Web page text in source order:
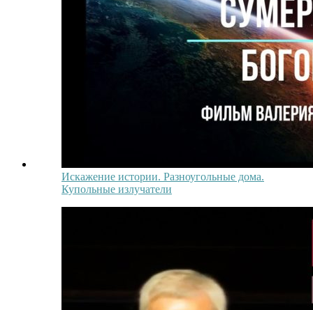
Искажение истории. Разноугольные дома.
Купольные излучатели